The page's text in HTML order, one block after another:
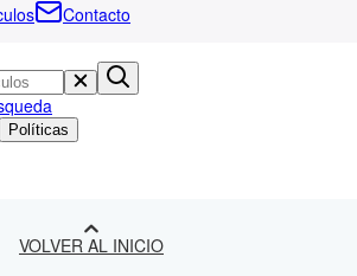
CERRAR
Contacto
Políticas
VOLVER AL INICIO